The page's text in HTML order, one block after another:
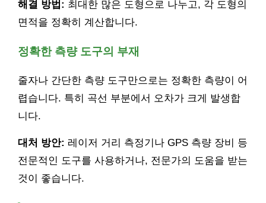
해결 방법: 최대한 많은 도형으로 나누고, 각 도형의
면적을 정확히 계산합니다.
정확한 측량 도구의 부재
줄자나 간단한 측량 도구만으로는 정확한 측량이 어
렵습니다. 특히 곡선 부분에서 오차가 크게 발생합
니다.
대처 방안: 레이저 거리 측정기나 GPS 측량 장비 등
전문적인 도구를 사용하거나, 전문가의 도움을 받는
것이 좋습니다.